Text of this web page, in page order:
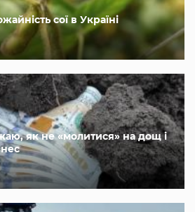
сої в Україні
як не «молитися» на дощ і